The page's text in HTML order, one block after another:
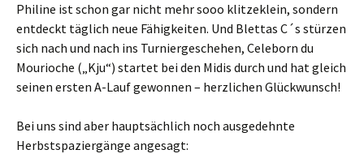
Philine ist schon gar nicht mehr sooo klitzeklein, sondern
entdeckt täglich neue Fähigkeiten. Und Blettas C´s stürzen
sich nach und nach ins Turniergeschehen, Celeborn du
Mourioche („Kju“) startet bei den Midis durch und hat gleich
seinen ersten A-Lauf gewonnen – herzlichen Glückwunsch!
Bei uns sind aber hauptsächlich noch ausgedehnte
Herbstspaziergänge angesagt: